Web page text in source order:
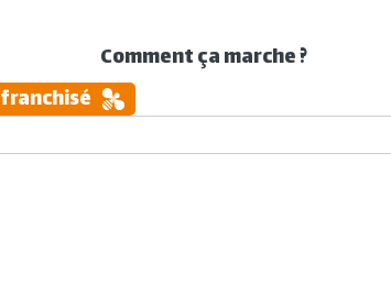
Comment ça marche ?